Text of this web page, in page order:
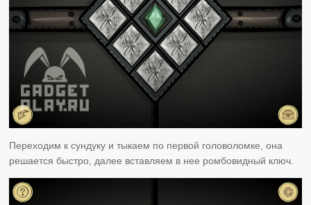
Переходим к сундуку и тыкаем по первой головоломке, она
решается быстро, далее вставляем в нее ромбовидный ключ.